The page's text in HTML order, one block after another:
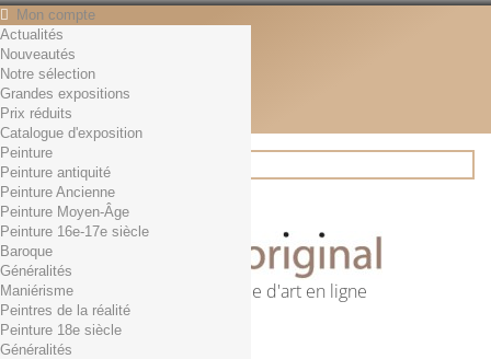
Mon compte
Contact
Français
English
Français
Actualités
Rechercher
Première librairie d'art en ligne
Panier (vide)
Aucun produit
Actualités
Nouveautés
Notre sélection
Grandes expositions
Prix réduits
Catalogue d'exposition
Peinture
Peinture antiquité
Peinture Ancienne
Peinture Moyen-Âge
Peinture 16e-17e siècle
Baroque
Généralités
Maniérisme
Peintres de la réalité
Peinture 18e siècle
Généralités